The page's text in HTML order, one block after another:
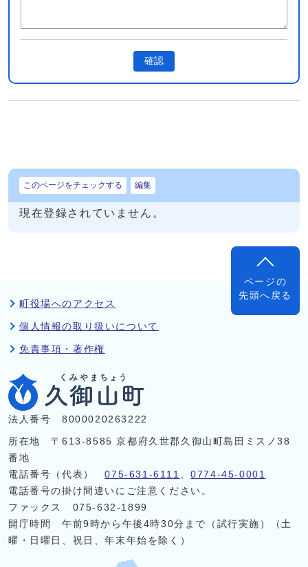
確認
このページをチェックする 編集
現在登録されていません。
ページの
先頭へ戻る
町役場へのアクセス
個人情報の取り扱いについて
免責事項・著作権
法人番号 8000020263222
所在地 〒613-8585 京都府久世郡久御山町島田ミスノ38
番地
電話番号（代表）075-631-6111 、0774-45-0001
電話番号の掛け間違いにご注意ください。
ファックス 075-632-1899
開庁時間 午前9時から午後4時30分まで（試行実施）（土
曜・日曜日、祝日、年末年始を除く）